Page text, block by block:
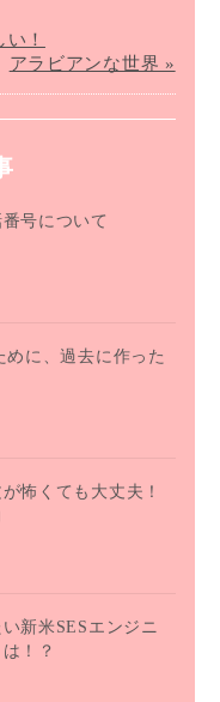
！
アラビアンな世界 »
号について
めに、過去に作った
怖くても大丈夫！
新米SESエンジニ
！？